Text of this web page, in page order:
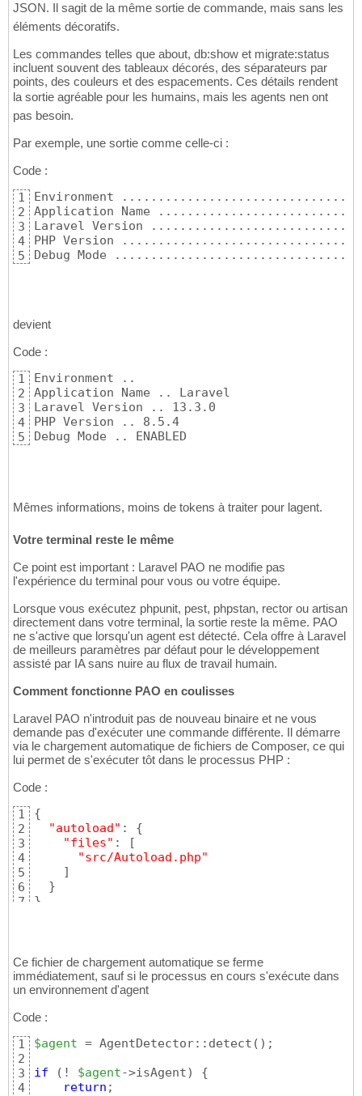
JSON. Il sagit de la même sortie de commande, mais sans les
éléments décoratifs.
Les commandes telles que about, db:show et migrate:status
incluent souvent des tableaux décorés, des séparateurs par
points, des couleurs et des espacements. Ces détails rendent
la sortie agréable pour les humains, mais les agents nen ont
pas besoin.
Par exemple, une sortie comme celle-ci :
Code :
1
2
3
4
5
Environment
Application Name
Laravel Version
PHP Version
Debug Mode
devient
Code :
1
2
3
4
5
Environment ..
Application Name .. Laravel
Laravel Version .. 13.3.0
PHP Version .. 8.5.4
Debug Mode .. ENABLED
Mêmes informations, moins de tokens à traiter pour lagent.
Votre terminal reste le même
Ce point est important : Laravel PAO ne modifie pas
l'expérience du terminal pour vous ou votre équipe.
Lorsque vous exécutez phpunit, pest, phpstan, rector ou artisan
directement dans votre terminal, la sortie reste la même. PAO
ne s'active que lorsqu'un agent est détecté. Cela offre à Laravel
de meilleurs paramètres par défaut pour le développement
assisté par IA sans nuire au flux de travail humain.
Comment fonctionne PAO en coulisses
Laravel PAO n'introduit pas de nouveau binaire et ne vous
demande pas d'exécuter une commande différente. Il démarre
via le chargement automatique de fichiers de Composer, ce qui
lui permet de s'exécuter tôt dans le processus PHP :
Code :
1
2
3
4
5
6
7
{
"autoload" : {
"files" :
[
"src/Autoload.php"
]
}
}
Ce fichier de chargement automatique se ferme
immédiatement, sauf si le processus en cours s'exécute dans
un environnement d'agent
Code :
1
2
3
4
$agent = AgentDetector::detect ( ) ;
if
( ! $agent->isAgent)
{
return